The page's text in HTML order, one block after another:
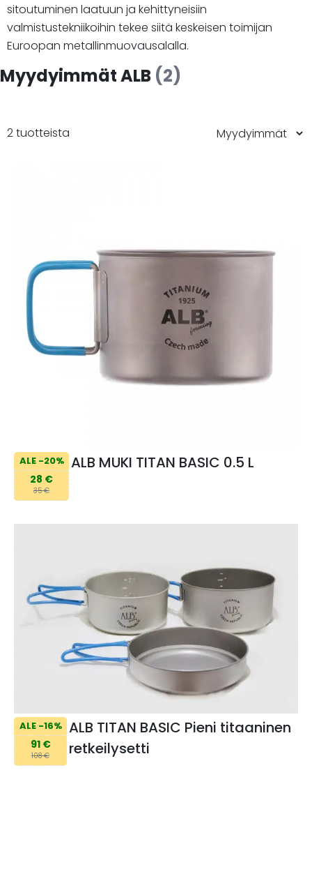
sitoutuminen laatuun ja kehittyneisiin
valmistustekniikoihin tekee siitä keskeisen toimijan
Euroopan metallinmuovausalalla.
Myydyimmät ALB (2)
2 tuotteista
ALE -20%
28 €
35 €
ALB MUKI TITAN BASIC 0.5 L
ALE -16%
91 €
108 €
ALB TITAN BASIC Pieni titaaninen
retkeilysetti